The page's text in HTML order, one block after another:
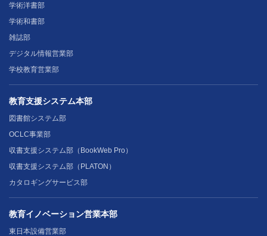
学術洋書部
学術和書部
雑誌部
デジタル情報営業部
学校教育営業部
教育支援システム本部
図書館システム部
OCLC事業部
収書支援システム部（BookWeb Pro）
収書支援システム部（PLATON）
カタロギングサービス部
教育イノベーション営業本部
東日本設備営業部